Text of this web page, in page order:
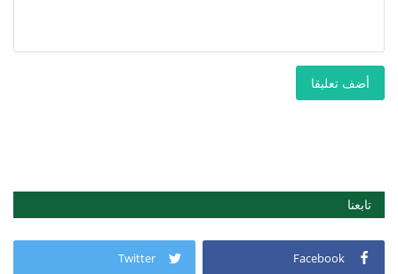
أضف تعليقا
تابعنا
Facebook
Twitter